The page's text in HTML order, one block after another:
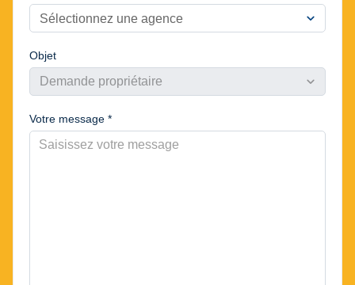
Sélectionnez une agence expand_more
Objet
Demande propriétaire expand_more
Votre message *